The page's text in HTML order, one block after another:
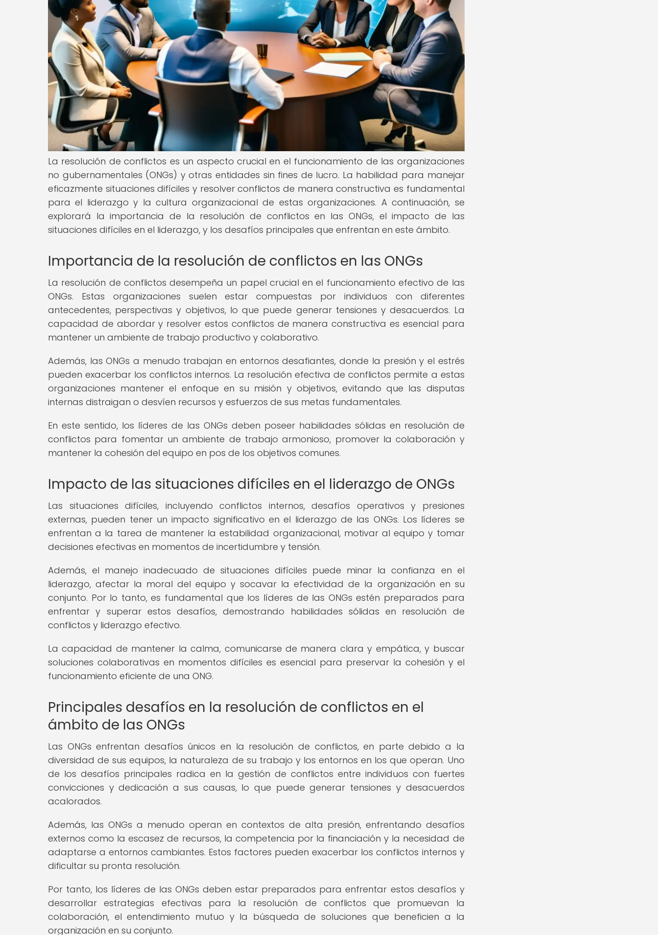
La resolución de conflictos es un aspecto crucial en el funcionamiento de las organizaciones
no gubernamentales (ONGs) y otras entidades sin fines de lucro. La habilidad para manejar
eficazmente situaciones difíciles y resolver conflictos de manera constructiva es fundamental
para el liderazgo y la cultura organizacional de estas organizaciones. A continuación, se
explorará la importancia de la resolución de conflictos en las ONGs, el impacto de las
situaciones difíciles en el liderazgo, y los desafíos principales que enfrentan en este ámbito.
Importancia de la resolución de conflictos en las ONGs
La resolución de conflictos desempeña un papel crucial en el funcionamiento efectivo de las
ONGs. Estas organizaciones suelen estar compuestas por individuos con diferentes
antecedentes, perspectivas y objetivos, lo que puede generar tensiones y desacuerdos. La
capacidad de abordar y resolver estos conflictos de manera constructiva es esencial para
mantener un ambiente de trabajo productivo y colaborativo.
Además, las ONGs a menudo trabajan en entornos desafiantes, donde la presión y el estrés
pueden exacerbar los conflictos internos. La resolución efectiva de conflictos permite a estas
organizaciones mantener el enfoque en su misión y objetivos, evitando que las disputas
internas distraigan o desvíen recursos y esfuerzos de sus metas fundamentales.
En este sentido, los líderes de las ONGs deben poseer habilidades sólidas en resolución de
conflictos para fomentar un ambiente de trabajo armonioso, promover la colaboración y
mantener la cohesión del equipo en pos de los objetivos comunes.
Impacto de las situaciones difíciles en el liderazgo de ONGs
Las situaciones difíciles, incluyendo conflictos internos, desafíos operativos y presiones
externas, pueden tener un impacto significativo en el liderazgo de las ONGs. Los líderes se
enfrentan a la tarea de mantener la estabilidad organizacional, motivar al equipo y tomar
decisiones efectivas en momentos de incertidumbre y tensión.
Además, el manejo inadecuado de situaciones difíciles puede minar la confianza en el
liderazgo, afectar la moral del equipo y socavar la efectividad de la organización en su
conjunto. Por lo tanto, es fundamental que los líderes de las ONGs estén preparados para
enfrentar y superar estos desafíos, demostrando habilidades sólidas en resolución de
conflictos y liderazgo efectivo.
La capacidad de mantener la calma, comunicarse de manera clara y empática, y buscar
soluciones colaborativas en momentos difíciles es esencial para preservar la cohesión y el
funcionamiento eficiente de una ONG.
Principales desafíos en la resolución de conflictos en el
ámbito de las ONGs
Las ONGs enfrentan desafíos únicos en la resolución de conflictos, en parte debido a la
diversidad de sus equipos, la naturaleza de su trabajo y los entornos en los que operan. Uno
de los desafíos principales radica en la gestión de conflictos entre individuos con fuertes
convicciones y dedicación a sus causas, lo que puede generar tensiones y desacuerdos
acalorados.
Además, las ONGs a menudo operan en contextos de alta presión, enfrentando desafíos
externos como la escasez de recursos, la competencia por la financiación y la necesidad de
adaptarse a entornos cambiantes. Estos factores pueden exacerbar los conflictos internos y
dificultar su pronta resolución.
Por tanto, los líderes de las ONGs deben estar preparados para enfrentar estos desafíos y
desarrollar estrategias efectivas para la resolución de conflictos que promuevan la
colaboración, el entendimiento mutuo y la búsqueda de soluciones que beneficien a la
organización en su conjunto.